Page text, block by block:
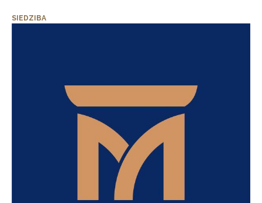
SIEDZIBA